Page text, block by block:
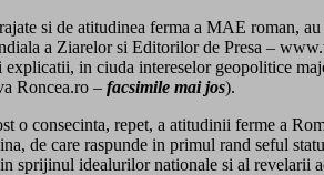
si de atitudinea ferma a MAE roman,
a Ziarelor si Editorilor de Presa –
explicatii, in ciuda intereselor geopolitice
Roncea.ro – facsimile mai jos).
o consecinta, repet, a atitudinii ferme a
de care raspunde in primul rand seful
sprijinul idealurilor nationale si al revelarii